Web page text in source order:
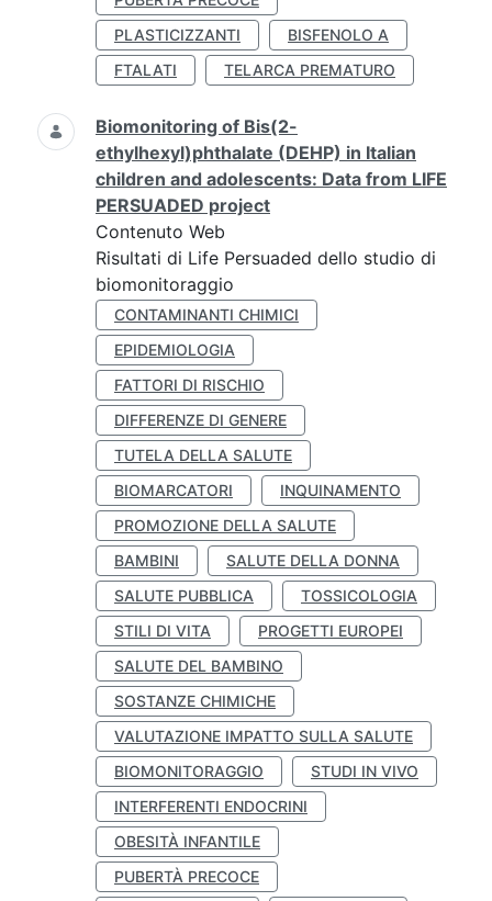
PLASTICIZZANTI
BISFENOLO A
FTALATI
TELARCA PREMATURO
Biomonitoring of Bis(2-
ethylhexyl)phthalate (DEHP) in Italian
children and adolescents: Data from LIFE
PERSUADED project
Contenuto Web
Risultati di Life Persuaded dello studio di
biomonitoraggio
CONTAMINANTI CHIMICI
EPIDEMIOLOGIA
FATTORI DI RISCHIO
DIFFERENZE DI GENERE
TUTELA DELLA SALUTE
BIOMARCATORI
INQUINAMENTO
PROMOZIONE DELLA SALUTE
BAMBINI
SALUTE DELLA DONNA
SALUTE PUBBLICA
TOSSICOLOGIA
STILI DI VITA
PROGETTI EUROPEI
SALUTE DEL BAMBINO
SOSTANZE CHIMICHE
VALUTAZIONE IMPATTO SULLA SALUTE
BIOMONITORAGGIO
STUDI IN VIVO
INTERFERENTI ENDOCRINI
OBESITÀ INFANTILE
PUBERTÀ PRECOCE